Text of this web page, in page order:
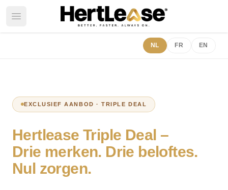
Open main menu
NL FR EN
EXCLUSIEF AANBOD · TRIPLE DEAL
Hertlease Triple Deal –
Drie merken. Drie beloftes.
Nul zorgen.